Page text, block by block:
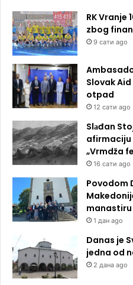
RK Vranje
zbog
9 сати ago
Slovak
otpad
12 сати ago
Slаđan
afirmaciju
„Vrmdža
16 сати ago
Povodom
manastiru
1 дан ago
Danas je
jedna od
2 дана ago